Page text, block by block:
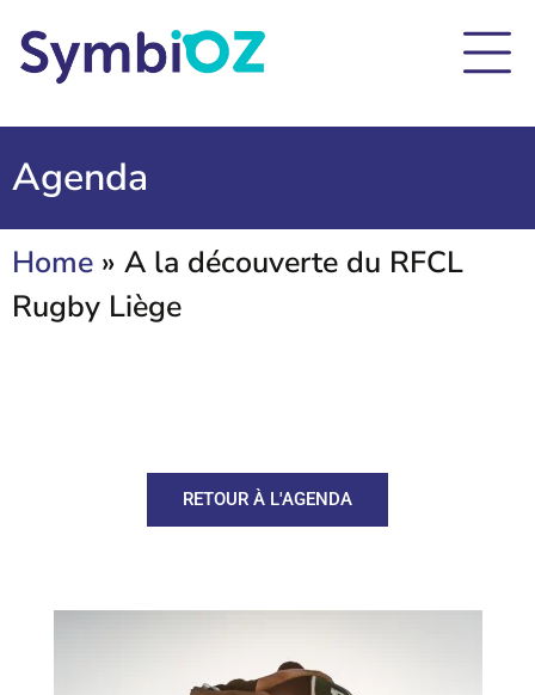
Agenda
Home » A la découverte du RFCL
Rugby Liège
RETOUR À L'AGENDA